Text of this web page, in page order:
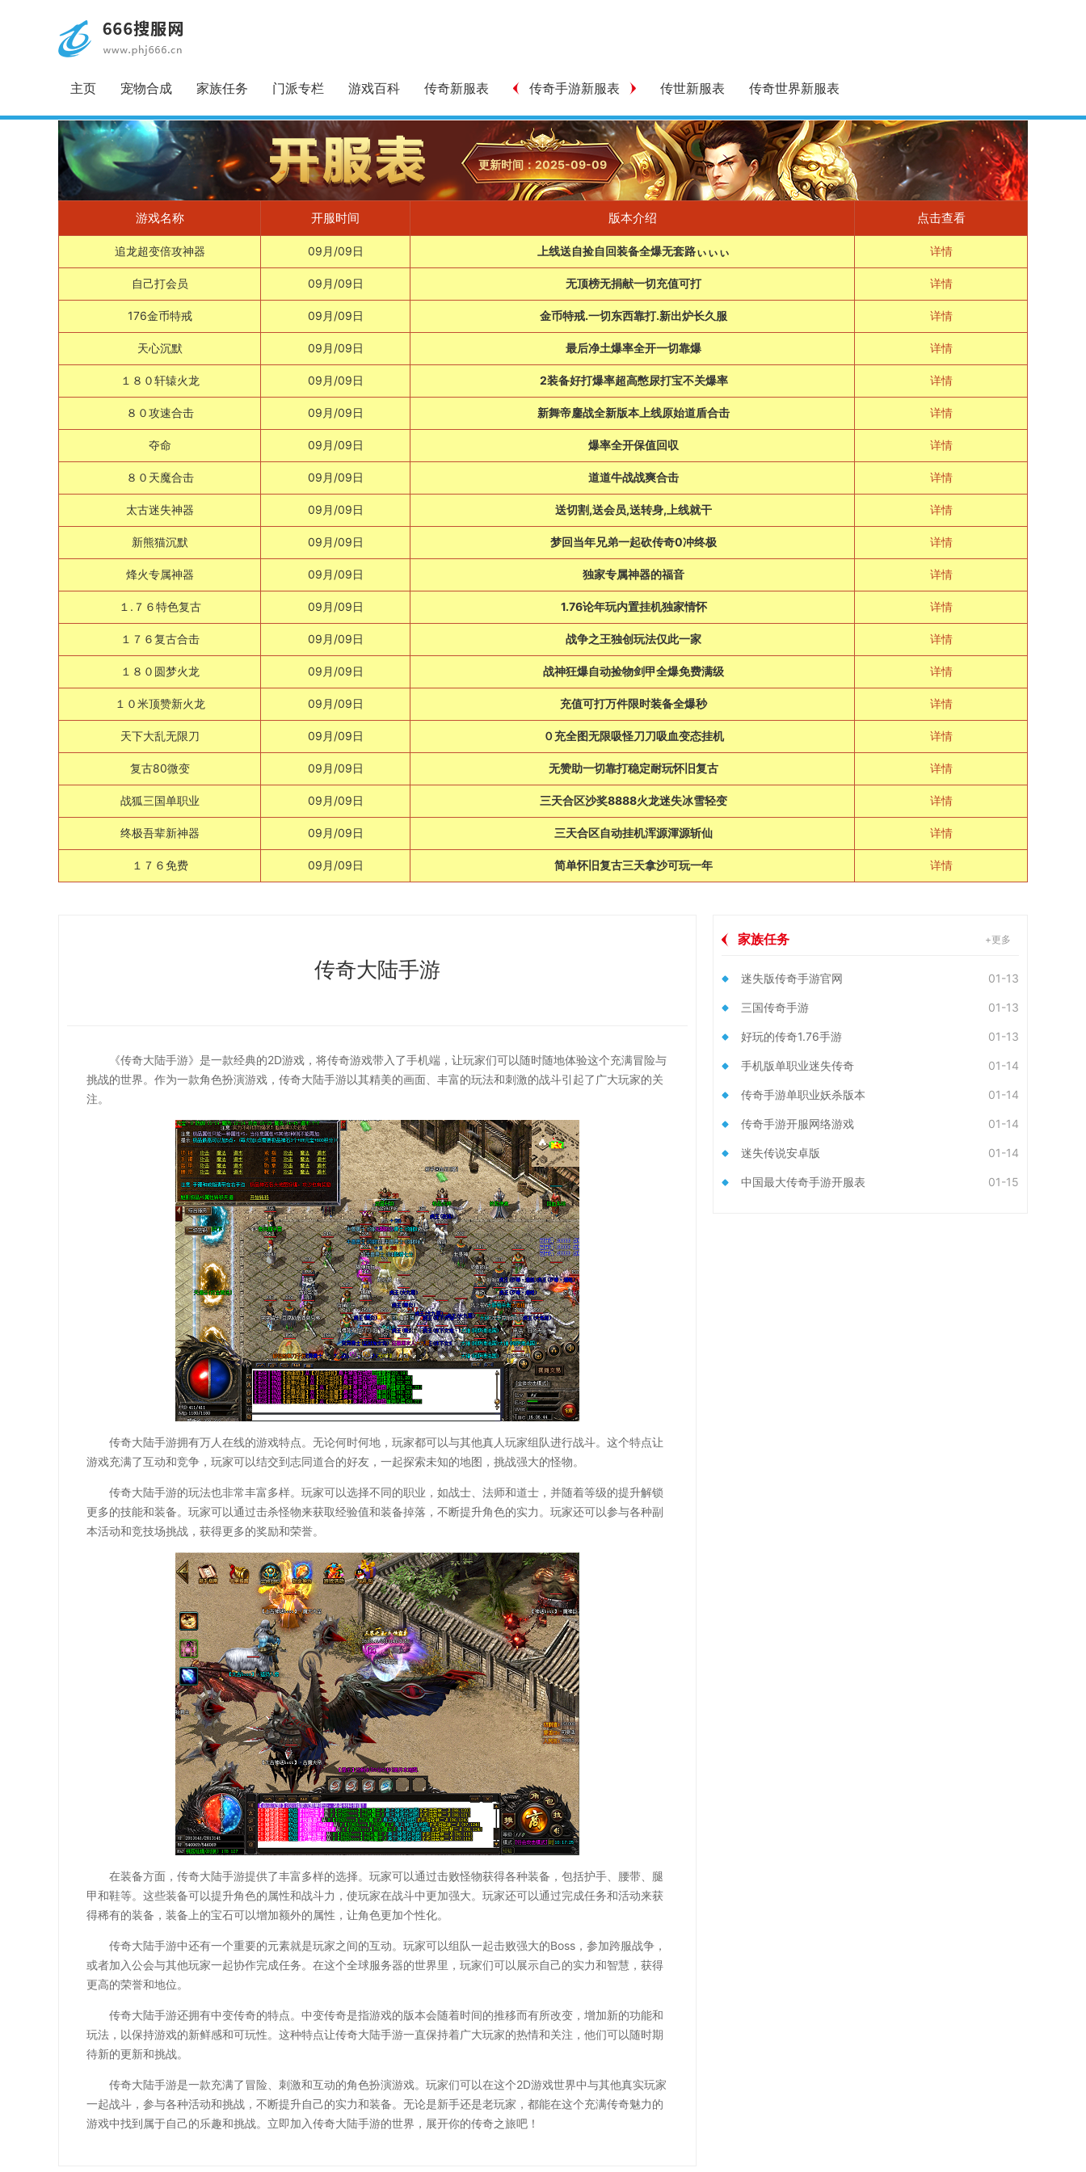
主页 宠物合成 家族任务 门派专栏 游戏百科 传奇新服表 传奇手游新服表 传世新服表 传奇世界新服表
更新时间：2025-09-09
游戏名称 开服时间 版本介绍 点击查看
追龙超变倍攻神器 09月/09日 上线送自捡自回装备全爆无套路ぃぃぃ 详情
自己打会员 09月/09日 无顶榜无捐献一切充值可打 详情
176金币特戒 09月/09日 金币特戒.一切东西靠打.新出炉长久服 详情
天心沉默 09月/09日 最后净土爆率全开一切靠爆 详情
１８０轩辕火龙 09月/09日 2装备好打爆率超高憋尿打宝不关爆率 详情
８０攻速合击 09月/09日 新舞帝鏖战全新版本上线原始道盾合击 详情
夺命 09月/09日 爆率全开保值回収 详情
８０天魔合击 09月/09日 道道牛战战爽合击 详情
太古迷失神器 09月/09日 送切割,送会员,送转身,上线就干 详情
新熊猫沉默 09月/09日 梦回当年兄弟一起砍传奇0冲终极 详情
烽火专属神器 09月/09日 独家专属神器的福音 详情
１.７６特色复古 09月/09日 1.76论年玩内置挂机独家情怀 详情
１７６复古合击 09月/09日 战争之王独创玩法仅此一家 详情
１８０圆梦火龙 09月/09日 战神狂爆自动捡物剑甲全爆免费满级 详情
１０米顶赞新火龙 09月/09日 充值可打万件限时装备全爆秒 详情
天下大乱无限刀 09月/09日 ０充全图无限吸怪刀刀吸血变态挂机 详情
复古80微变 09月/09日 无赞助一切靠打稳定耐玩怀旧复古 详情
战狐三国单职业 09月/09日 三天合区沙奖8888火龙迷失冰雪轻变 详情
终极吾辈新神器 09月/09日 三天合区自动挂机浑源渾源斩仙 详情
１７６免费 09月/09日 简单怀旧复古三天拿沙可玩一年 详情
传奇大陆手游
《传奇大陆手游》是一款经典的2D游戏，将传奇游戏带入了手机端，让玩家们可以随时随地体验这个充满冒险与
挑战的世界。作为一款角色扮演游戏，传奇大陆手游以其精美的画面、丰富的玩法和刺激的战斗引起了广大玩家的关
注。
传奇大陆手游拥有万人在线的游戏特点。无论何时何地，玩家都可以与其他真人玩家组队进行战斗。这个特点让
游戏充满了互动和竞争，玩家可以结交到志同道合的好友，一起探索未知的地图，挑战强大的怪物。
传奇大陆手游的玩法也非常丰富多样。玩家可以选择不同的职业，如战士、法师和道士，并随着等级的提升解锁
更多的技能和装备。玩家可以通过击杀怪物来获取经验值和装备掉落，不断提升角色的实力。玩家还可以参与各种副
本活动和竞技场挑战，获得更多的奖励和荣誉。
在装备方面，传奇大陆手游提供了丰富多样的选择。玩家可以通过击败怪物获得各种装备，包括护手、腰带、腿
甲和鞋等。这些装备可以提升角色的属性和战斗力，使玩家在战斗中更加强大。玩家还可以通过完成任务和活动来获
得稀有的装备，装备上的宝石可以增加额外的属性，让角色更加个性化。
传奇大陆手游中还有一个重要的元素就是玩家之间的互动。玩家可以组队一起击败强大的Boss，参加跨服战争，
或者加入公会与其他玩家一起协作完成任务。在这个全球服务器的世界里，玩家们可以展示自己的实力和智慧，获得
更高的荣誉和地位。
传奇大陆手游还拥有中变传奇的特点。中变传奇是指游戏的版本会随着时间的推移而有所改变，增加新的功能和
玩法，以保持游戏的新鲜感和可玩性。这种特点让传奇大陆手游一直保持着广大玩家的热情和关注，他们可以随时期
待新的更新和挑战。
传奇大陆手游是一款充满了冒险、刺激和互动的角色扮演游戏。玩家们可以在这个2D游戏世界中与其他真实玩家
一起战斗，参与各种活动和挑战，不断提升自己的实力和装备。无论是新手还是老玩家，都能在这个充满传奇魅力的
游戏中找到属于自己的乐趣和挑战。立即加入传奇大陆手游的世界，展开你的传奇之旅吧！
家族任务 +更多
迷失版传奇手游官网 01-13
三国传奇手游 01-13
好玩的传奇1.76手游 01-13
手机版单职业迷失传奇 01-14
传奇手游单职业妖杀版本 01-14
传奇手游开服网络游戏 01-14
迷失传说安卓版 01-14
中国最大传奇手游开服表 01-15